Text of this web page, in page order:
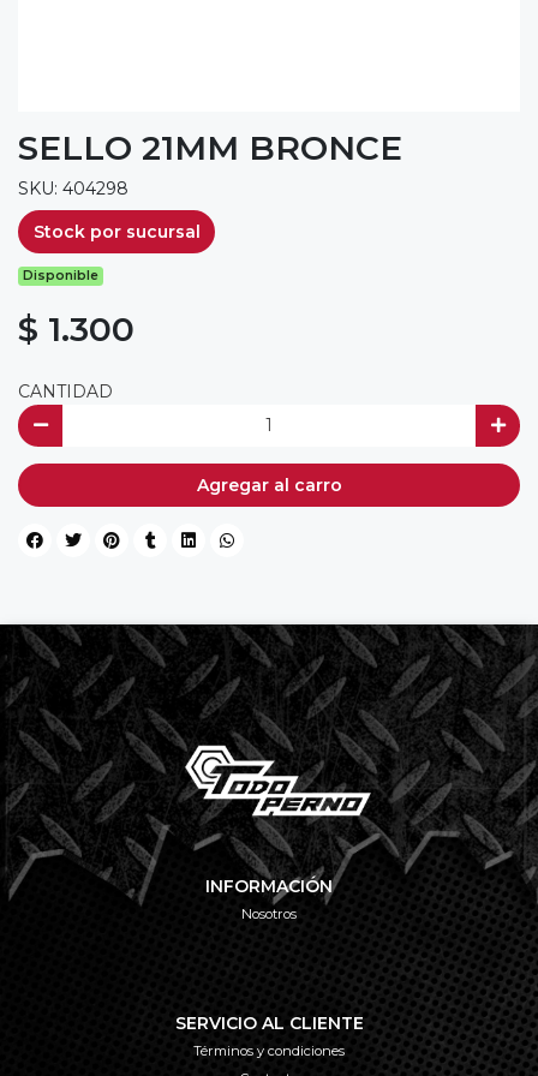
SELLO 21MM BRONCE
SKU: 404298
Stock por sucursal
Disponible
$ 1.300
CANTIDAD
Agregar al carro
INFORMACIÓN
Nosotros
SERVICIO AL CLIENTE
Términos y condiciones